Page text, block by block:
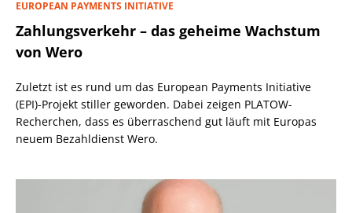
EUROPEAN PAYMENTS INITIATIVE
Zahlungsverkehr – das geheime Wachstum
von Wero
Zuletzt ist es rund um das European Payments Initiative
(EPI)-Projekt stiller geworden. Dabei zeigen PLATOW-
Recherchen, dass es überraschend gut läuft mit Europas
neuem Bezahldienst Wero.